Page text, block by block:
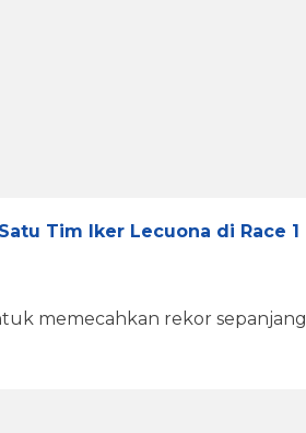
Tim Iker Lecuona di Race 1
memecahkan rekor sepanjang